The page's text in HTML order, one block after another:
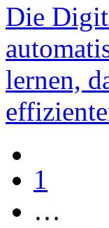
Die
lernen,
1
…